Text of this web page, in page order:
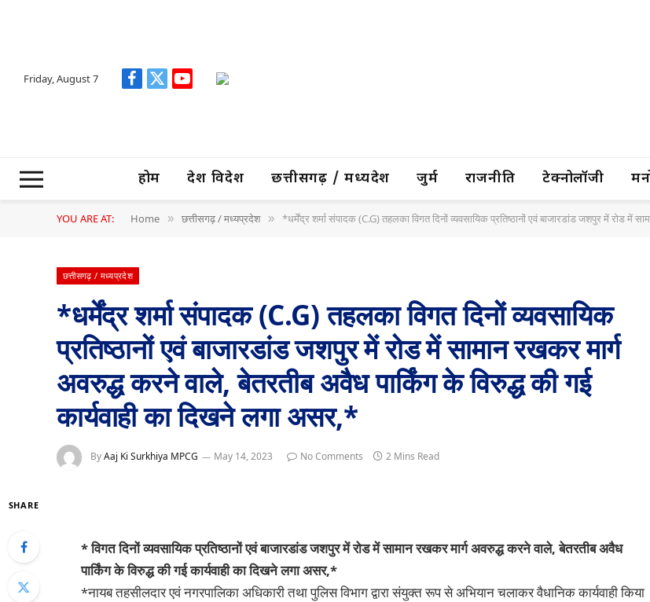
Friday, August 7 Facebook
X
YouTube
होम देश विदेश छत्तीसगढ़ / मध्यप्रदेश जुर्म राजनीति टेक्नोलॉजी
YOU ARE AT: Home » छत्तीसगढ़ / मध्यप्रदेश » *धर्मेंद्र शर्मा संपादक (C.G) तहलका विगत दिनों व्यवसायिक प्रतिष्ठानों एवं बाजारडांड जशपुर में रोड में
छत्तीसगढ़ / मध्यप्रदेश
*धर्मेंद्र शर्मा संपादक (C.G) तहलका विगत दिनों व्यवसायिक
प्रतिष्ठानों एवं बाजारडांड जशपुर में रोड में सामान रखकर मार्ग
अवरुद्ध करने वाले, बेतरतीब अवैध पार्किंग के विरुद्ध की गई
कार्यवाही का दिखने लगा असर,*
ByAaj Ki Surkhiya MPCG May 14, 2023 No Comments 2 Mins Read
SHARE
* विगत दिनों व्यवसायिक प्रतिष्ठानों एवं बाजारडांड जशपुर में रोड में सामान रखकर मार्ग अवरुद्ध करने वाले, बेतरतीब अवैध
पार्किंग के विरुद्ध की गई कार्यवाही का दिखने लगा असर,*
*नायब तहसीलदार एवं नगरपालिका अधिकारी तथा पुलिस विभाग द्वारा संयुक्त रूप से अभियान चलाकर वैधानिक कार्यवाही किया